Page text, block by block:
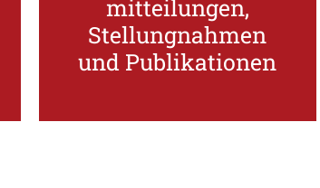
mitteilungen,
Stellungnahmen
und Publikationen
wichtigsten
Pressemitteilungen,
Stellungnahmen und